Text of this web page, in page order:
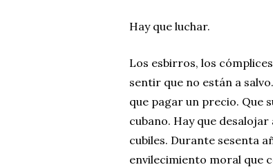
Hay que luchar.
Los esbirros, los
sentir que no están a
que pagar un precio. Que
cubano. Hay que
cubiles. Durante sesenta
envilecimiento moral que